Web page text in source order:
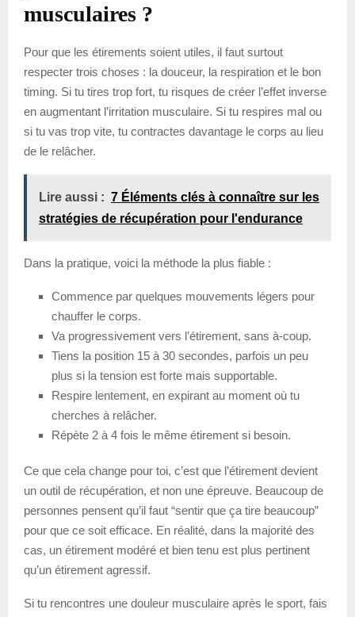
musculaires ?
Pour que les étirements soient utiles, il faut surtout
respecter trois choses : la douceur, la respiration et le bon
timing. Si tu tires trop fort, tu risques de créer l’effet inverse
en augmentant l’irritation musculaire. Si tu respires mal ou
si tu vas trop vite, tu contractes davantage le corps au lieu
de le relâcher.
Lire aussi : 7 Éléments clés à connaître sur les
stratégies de récupération pour l'endurance
Dans la pratique, voici la méthode la plus fiable :
Commence par quelques mouvements légers pour
chauffer le corps.
Va progressivement vers l’étirement, sans à-coup.
Tiens la position 15 à 30 secondes, parfois un peu
plus si la tension est forte mais supportable.
Respire lentement, en expirant au moment où tu
cherches à relâcher.
Répète 2 à 4 fois le même étirement si besoin.
Ce que cela change pour toi, c’est que l’étirement devient
un outil de récupération, et non une épreuve. Beaucoup de
personnes pensent qu’il faut “sentir que ça tire beaucoup”
pour que ce soit efficace. En réalité, dans la majorité des
cas, un étirement modéré et bien tenu est plus pertinent
qu’un étirement agressif.
Si tu rencontres une douleur musculaire après le sport, fais